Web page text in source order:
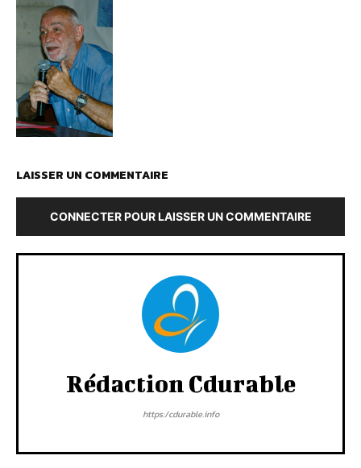
LAISSER UN COMMENTAIRE
CONNECTER POUR LAISSER UN COMMENTAIRE
Rédaction Cdurable
https:/cdurable.info